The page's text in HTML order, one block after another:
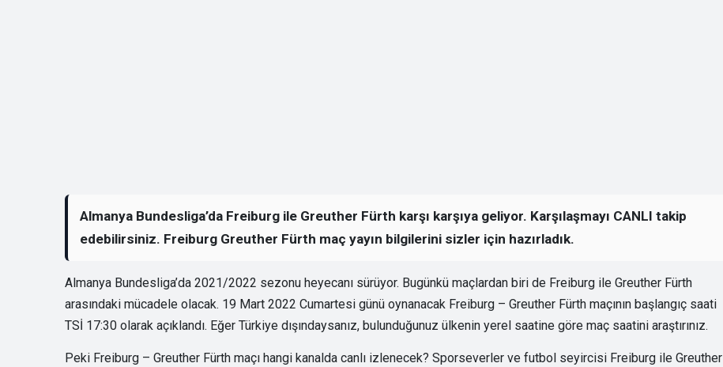
Almanya Bundesliga’da Freiburg ile Greuther Fürth karşı karşıya geliyor. Karşılaşmayı CANLI takip
edebilirsiniz. Freiburg Greuther Fürth maç yayın bilgilerini sizler için hazırladık.
Almanya Bundesliga’da 2021/2022 sezonu heyecanı sürüyor. Bugünkü maçlardan biri de Freiburg ile Greuther Fürth
arasındaki mücadele olacak. 19 Mart 2022 Cumartesi günü oynanacak Freiburg – Greuther Fürth maçının başlangıç saati
TSİ 17:30 olarak açıklandı. Eğer Türkiye dışındaysanız, bulunduğunuz ülkenin yerel saatine göre maç saatini araştırınız.
Peki Freiburg – Greuther Fürth maçı hangi kanalda canlı izlenecek? Sporseverler ve futbol seyircisi Freiburg ile Greuther